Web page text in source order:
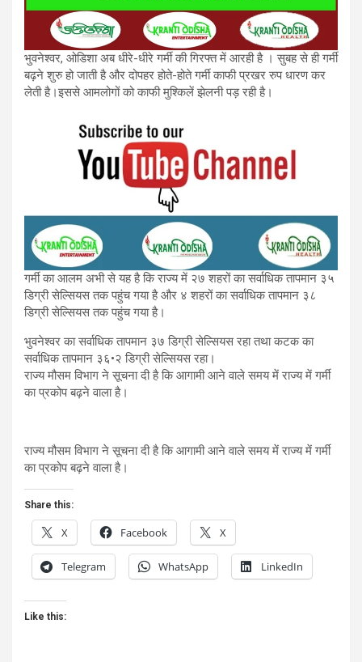
भुवनेश्वर, ओडिशा अब धीरे-धीरे गर्मी की गि‌रफ्त में आरही है । सुबह से ही गर्मी
बढ़ने शुरु हो जाती है और दोपहर होते-होते गर्मी काफी प्रखर रुप धारण कर
लेती है।इससे आमलोगों को काफी मुश्किलें झेलनी पड़ रही है।
गर्मी का आलम अभी से यह है कि राज्य में २७ शहरों का सर्वाधिक तापमान ३५
डिग्री सेल्सियस तक पहुंच गया है और ४ शहरों का सर्वाधिक तापमान ३८
डिग्री सेल्सियस तक पहुंच गया है।
भुवनेश्वर का सर्वाधिक तापमान ३७ डिग्री सेल्सियस रहा तथा कटक का
सर्वाधिक तापमान ३६•२ डिग्री सेल्सियस रहा।
राज्य मौसम विभाग ने सूचना दी है कि आगामी आने वाले समय में राज्य में गर्मी
का प्रकोप बढ़ने वाला है।
राज्य मौसम विभाग ने सूचना दी है कि आगामी आने वाले समय में राज्य में गर्मी
का प्रकोप बढ़ने वाला है।
Share this:
X Facebook X
Telegram WhatsApp LinkedIn
Like this: